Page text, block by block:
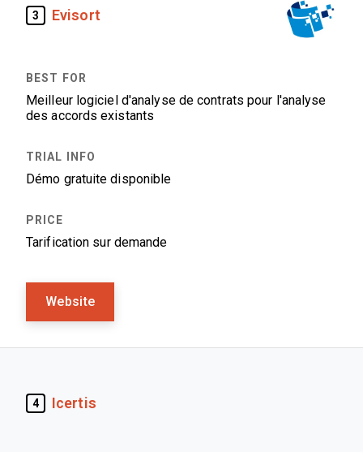
3 Evisort
Meilleur logiciel d'analyse de contrats pour l'analyse
des accords existants
Démo gratuite disponible
Tarification sur demande
Website
4 Icertis